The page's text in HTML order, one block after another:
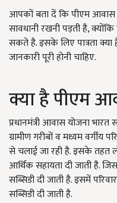
आपकों बता दें कि पीएम
सावधानी रखनी पड़ती है,
सकते है. इसके लिए पात्रता
जानकारी पूरी होनी चाहिए.
क्या है पीएम
प्रधानमंत्री आवास योजना
ग्रामीण गरीबों व मध्यम
से चलाई जा रही है. इसके तहत
आर्थिक सहायता दी जाती
सब्सिडी दी जाती है. इसमें
सब्सिडी दी जाती है.